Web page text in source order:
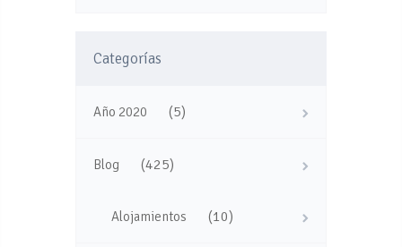
Categorías
Año 2020 (5)
Blog (425)
Alojamientos (10)